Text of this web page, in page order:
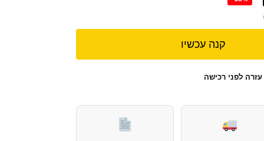
קנה עכשיו
עזרה לפני רכישה